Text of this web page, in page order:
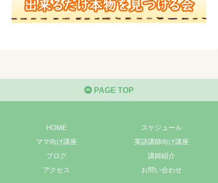
PAGE TOP
HOME
スケジュール
ママ向け講座
英語講師向け講座
ブログ
講師紹介
アクセス
お問い合わせ